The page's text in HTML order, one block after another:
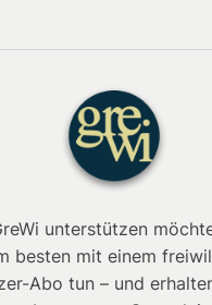
unterstützen
besten mit einem
Abo tun – und